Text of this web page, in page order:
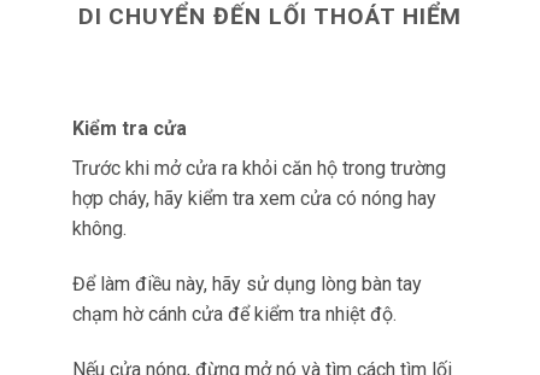
DI CHUYỂN ĐẾN LỐI THOÁT HIỂM
Kiểm tra cửa
Trước khi mở cửa ra khỏi căn hộ trong trường
hợp cháy, hãy kiểm tra xem cửa có nóng hay
không.
Để làm điều này, hãy sử dụng lòng bàn tay
chạm hờ cánh cửa để kiểm tra nhiệt độ.
Nếu cửa nóng, đừng mở nó và tìm cách tìm lối